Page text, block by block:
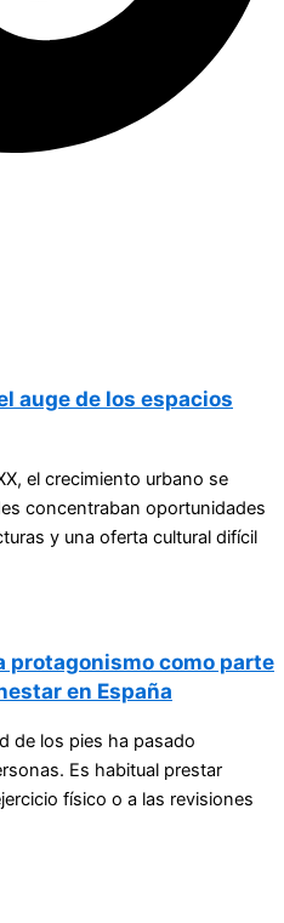
auge de los espacios
el crecimiento urbano se
concentraban oportunidades
y una oferta cultural difícil
protagonismo como parte
en España
de los pies ha pasado
Es habitual prestar
físico o a las revisiones